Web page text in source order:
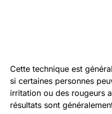
Cette technique est
si certaines personnes
irritation ou des rougeurs
résultats sont